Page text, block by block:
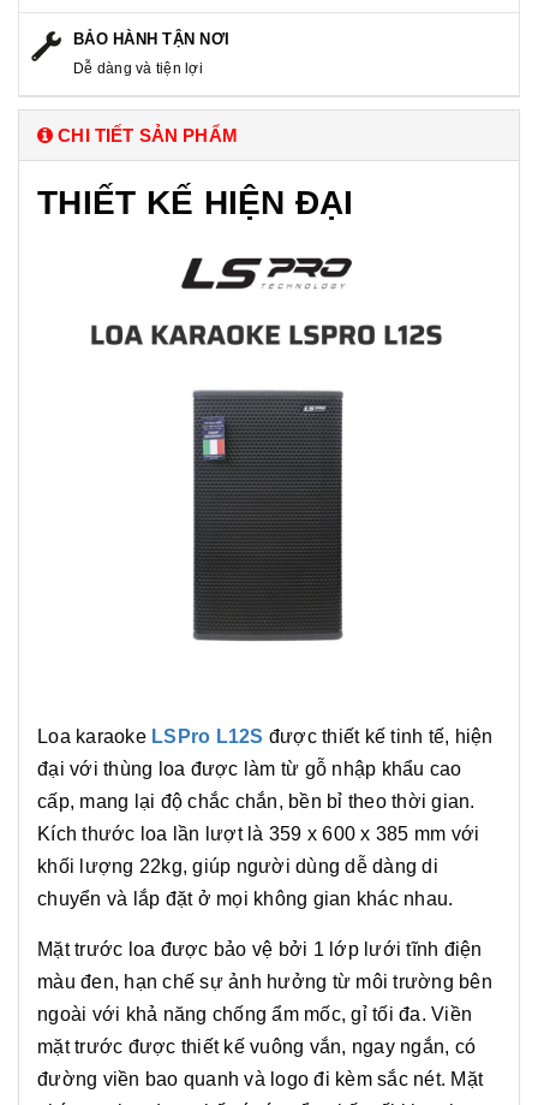
BẢO HÀNH TẬN NƠI
Dễ dàng và tiện lợi
CHI TIẾT SẢN PHẨM
THIẾT KẾ HIỆN ĐẠI
Loa karaoke LSPro L12S được thiết kế tinh tế, hiện
đại với thùng loa được làm từ gỗ nhập khẩu cao
cấp, mang lại độ chắc chắn, bền bỉ theo thời gian.
Kích thước loa lần lượt là 359 x 600 x 385 mm với
khối lượng 22kg, giúp người dùng dễ dàng di
chuyển và lắp đặt ở mọi không gian khác nhau.
Mặt trước loa được bảo vệ bởi 1 lớp lưới tĩnh điện
màu đen, hạn chế sự ảnh hưởng từ môi trường bên
ngoài với khả năng chống ẩm mốc, gỉ tối đa. Viền
mặt trước được thiết kế vuông vắn, ngay ngắn, có
đường viền bao quanh và logo đi kèm sắc nét. Mặt